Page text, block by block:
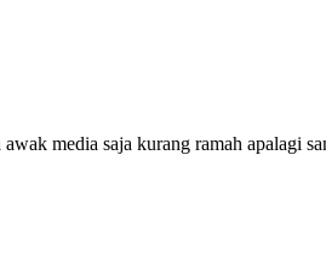
media saja kurang ramah apalagi